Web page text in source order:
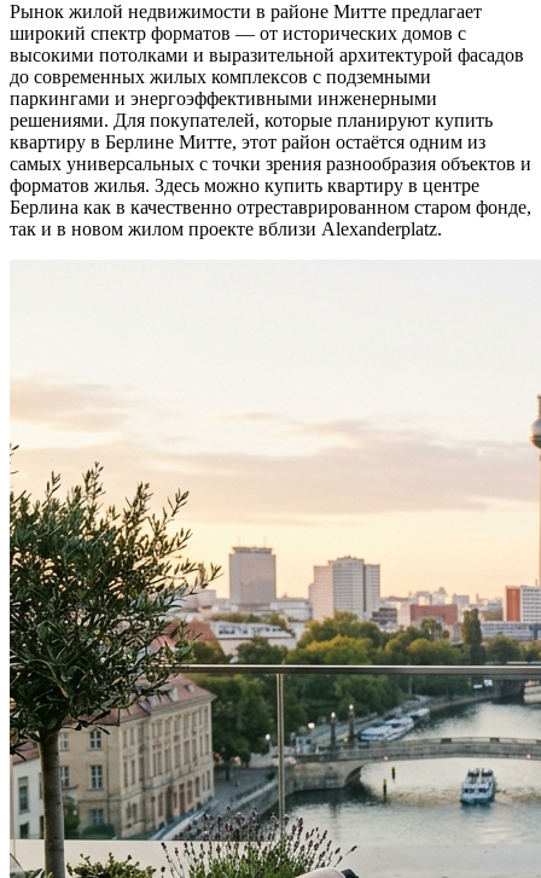
Рынок жилой недвижимости в районе Митте предлагает
широкий спектр форматов — от исторических домов с
высокими потолками и выразительной архитектурой фасадов
до современных жилых комплексов с подземными
паркингами и энергоэффективными инженерными
решениями. Для покупателей, которые планируют купить
квартиру в Берлине Митте, этот район остаётся одним из
самых универсальных с точки зрения разнообразия объектов и
форматов жилья. Здесь можно купить квартиру в центре
Берлина как в качественно отреставрированном старом фонде,
так и в новом жилом проекте вблизи Alexanderplatz.